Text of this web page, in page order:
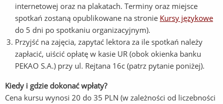
internetowej oraz na plakatach. Terminy oraz miejsce
spotkań zostaną opublikowane na stronie Kursy językowe
do 5 dni po spotkaniu organizacyjnym).
Przyjść na zajęcia, zapytać lektora za ile spotkań należy
zapłacić, uiścić opłatę w kasie UR (obok okienka banku
PEKAO S.A.) przy ul. Rejtana 16c (patrz pytanie poniżej).
Kiedy i gdzie dokonać wpłaty?
Cena kursu wynosi 20 do 35 PLN (w zależności od liczebności